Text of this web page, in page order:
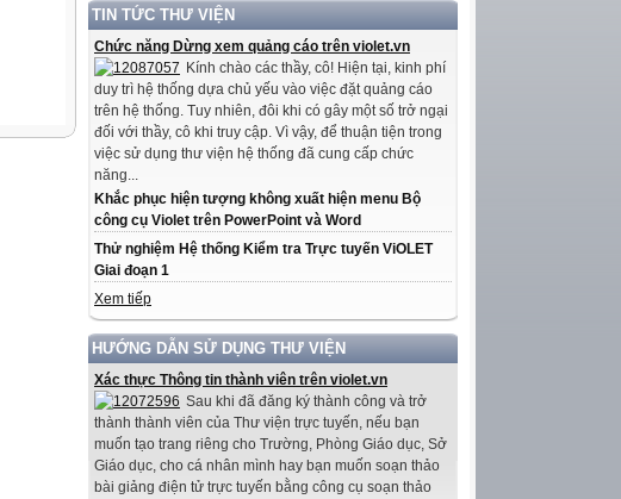
TIN TỨC THƯ VIỆN
Chức năng Dừng xem quảng cáo trên violet.vn
Kính chào các thầy, cô! Hiện tại, kinh phí
duy trì hệ thống dựa chủ yếu vào việc đặt quảng cáo
trên hệ thống. Tuy nhiên, đôi khi có gây một số trở ngại
đối với thầy, cô khi truy cập. Vì vậy, để thuận tiện trong
việc sử dụng thư viện hệ thống đã cung cấp chức
năng...
Khắc phục hiện tượng không xuất hiện menu Bộ
công cụ Violet trên PowerPoint và Word
Thử nghiệm Hệ thống Kiểm tra Trực tuyến ViOLET
Giai đoạn 1
Xem tiếp
HƯỚNG DẪN SỬ DỤNG THƯ VIỆN
Xác thực Thông tin thành viên trên violet.vn
Sau khi đã đăng ký thành công và trở
thành thành viên của Thư viện trực tuyến, nếu bạn
muốn tạo trang riêng cho Trường, Phòng Giáo dục, Sở
Giáo dục, cho cá nhân mình hay bạn muốn soạn thảo
bài giảng điện tử trực tuyến bằng công cụ soạn thảo